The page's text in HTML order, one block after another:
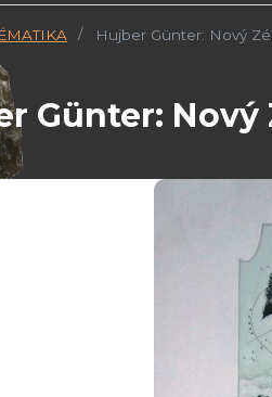
Hujber Günter: Nový
Günter: Nový